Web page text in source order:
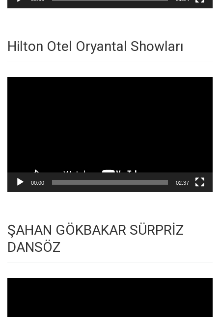
Hilton Otel Oryantal Showları
00:00 02:37
ŞAHAN GÖKBAKAR SÜRPRİZ
DANSÖZ